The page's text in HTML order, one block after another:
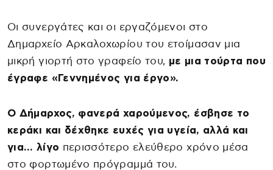
Οι συνεργάτες και οι εργαζόμενοι στο
Δημαρχείο Αρκαλοχωρίου του ετοίμασαν μια
μικρή γιορτή στο γραφείο του, με μια τούρτα που
έγραφε «Γεννημένος για έργο».
Ο Δήμαρχος, φανερά χαρούμενος, έσβησε το
κεράκι και δέχθηκε ευχές για υγεία, αλλά και
για… λίγο περισσότερο ελεύθερο χρόνο μέσα
στο φορτωμένο πρόγραμμά του.